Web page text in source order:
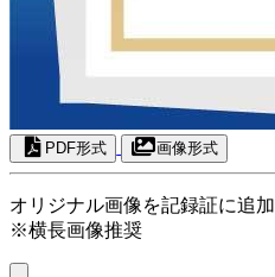
PDF形式 画像形式
オリジナル画像を記録証に追加
※横長画像推奨